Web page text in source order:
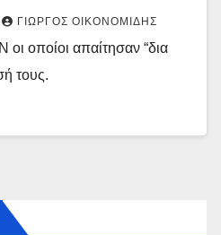
ΓΙΏΡΓΟΣ ΟΙΚΟΝΟΜΊΔΗΣ
απαίτησαν “δια
τους.